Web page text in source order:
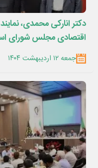
دکتر انارکی محمدی،
اقتصادی مجلس شورای
ارزشمند مجید ضیایی در
یزد، خراسان ، باعث
جمعه ۱۲ اردیبهشت ۱۴۰۴